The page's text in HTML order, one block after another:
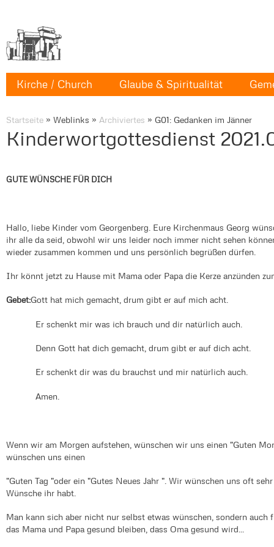
Kirche / Church Glaube & Spiritualität
Startseite » Weblinks » Archiviertes » G01: Gedanken im Jänner
Kinderwortgottesdienst
GUTE WÜNSCHE FÜR DICH
Hallo, liebe Kinder vom Georgenberg. Eure Kirchenmaus Georg
ihr alle da seid, obwohl wir uns leider noch immer nicht sehen
wieder zusammen kommen und uns persönlich begrüßen dürfen.
Ihr könnt jetzt zu Hause mit Mama oder Papa die Kerze anzünden
Gebet:Gott hat mich gemacht, drum gibt er auf mich acht.
Er schenkt mir was ich brauch und dir natürlich auch.
Denn Gott hat dich gemacht, drum gibt er auf dich acht.
Er schenkt dir was du brauchst und mir natürlich auch.
Amen.
Wenn wir am Morgen aufstehen, wünschen wir uns einen "Guten
wünschen uns einen
"Guten Tag "oder ein "Gutes Neues Jahr ". Wir wünschen uns oft
Wünsche ihr habt.
Man kann sich aber nicht nur selbst etwas wünschen, sondern auch
das Mama und Papa gesund bleiben, dass Oma gesund wird...